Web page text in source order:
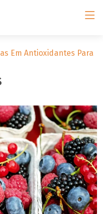
Em Antioxidantes Para